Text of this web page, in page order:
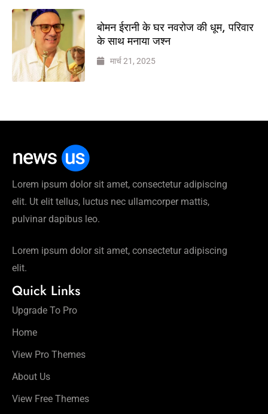
बोमन ईरानी के घर नवरोज की धूम, परिवार
के साथ मनाया जश्न
मार्च 21, 2025
Lorem ipsum dolor sit amet, consectetur adipiscing
elit. Ut elit tellus, luctus nec ullamcorper mattis,
pulvinar dapibus leo.
Lorem ipsum dolor sit amet, consectetur adipiscing
elit.
Quick Links
Upgrade To Pro
Home
View Pro Themes
About Us
View Free Themes